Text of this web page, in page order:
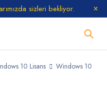
sizleri bekliyor.
10 Lisans
Windows 10